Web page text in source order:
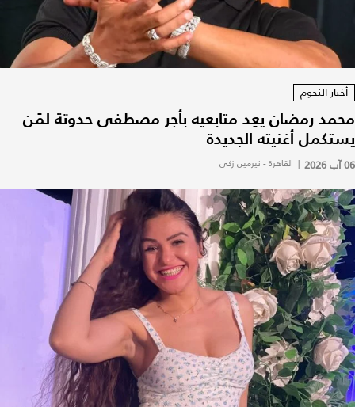
أخبار النجوم
محمد رمضان يعِد متابعيه بأجر مصطفى حدوتة لمَن
يستكمل أغنيته الجديدة
06 آب 2026 | القاهرة - نيرمين زكي